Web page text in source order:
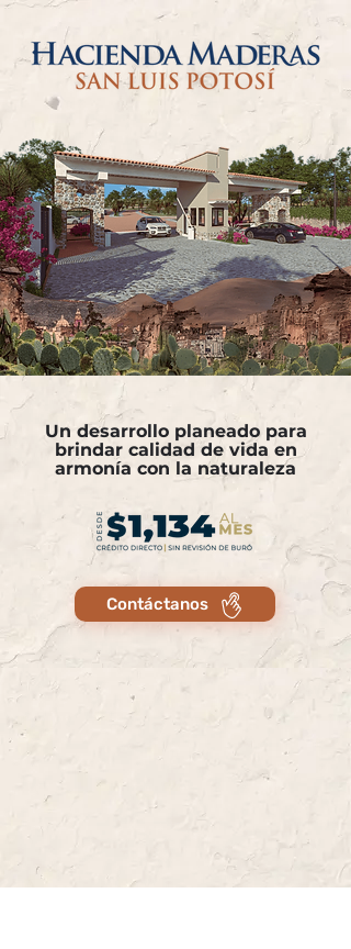
Un desarrollo planeado para
brindar calidad de vida en
armonía con la naturaleza
Contáctanos